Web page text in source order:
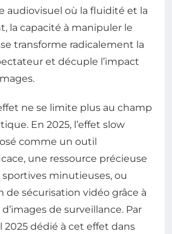
audiovisuel où la fluidité et la
la capacité à manipuler le
transforme radicalement la
et décuple l’impact
ne se limite plus au champ
En 2025, l’effet slow
comme un outil
une ressource précieuse
sportives minutieuses, ou
de sécurisation vidéo grâce à
de surveillance. Par
2025 dédié à cet effet dans